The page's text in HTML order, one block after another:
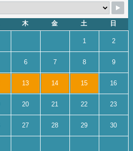
木 金 土 日
1 2
6 7 8 9
13 14 15 16
20 21 22 23
27 28 29 30